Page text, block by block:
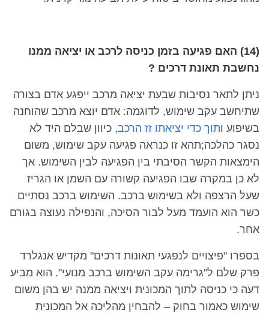
(14) האם פגיעה בזמן כניסה לרכב או יציאה ממנו
נחשבת תאונת דרכים ?
ניתן לתאר נסיבות שבעת יציאה מרכב ייפגע אדם בצורה
שתיחשב עקב שימוש, לדוגמה: אדם יוצא מרכב שהוחנה
בשיפוע ותוך כדי יציאתו זז הרכב, כיוון שבלם היד לא
נסגר כהלכה;תהא זו כנראה פגיעה עקב שימוש, משום
הימצאות הקשר הסיבתי בין הפגיעה לבין השימוש. אך
לא כן במקרה שבו הפגיעה קשורה עם השמן או הגריז
שעל הרצפה ולא בשימוש ברכב. השימוש ברכב נסתיים
כשר הוא הועמד מעל לבור הסיכה, והנפילה נעוצה בגורם
אחר.
בספרו "פיצויים לנפגעי תאונות דרכים" מקדיש אנגלרד
פרק שלם ל"גרימה עקב השימוש ברכב מנועי". הוא מביע
דעה כי כניסה לתוך המכונית ויציאה ממנה יש בהן משום
שימוש כאמור בחוק – להבחין מהליכה אל המכונית